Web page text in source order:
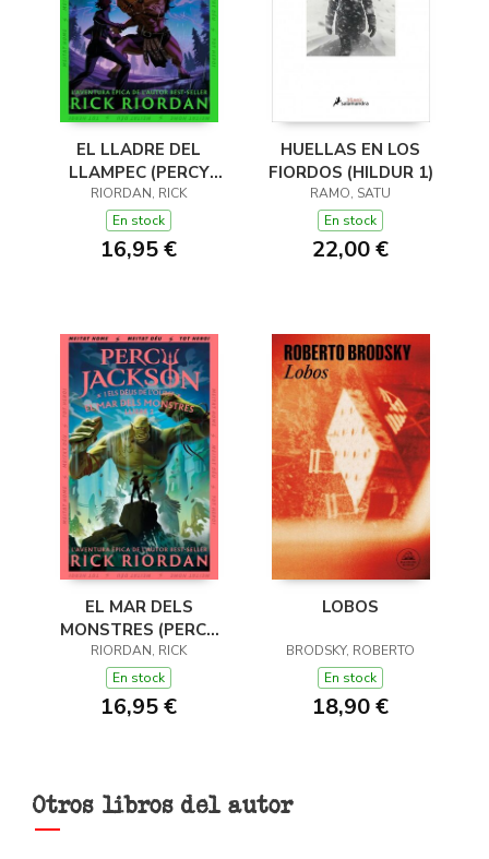
EL LLADRE DEL
LLAMPEC (PERCY
JACKSON I ELS DÉUS
DE L'OLIMP 1)
RIORDAN, RICK
En stock
16,95 €
HUELLAS EN LOS
FIORDOS (HILDUR 1)
RAMO, SATU
En stock
22,00 €
EL MAR DELS
MONSTRES (PERCY
JACKSON I ELS DÉUS
DE L'OLIMP 2)
RIORDAN, RICK
En stock
16,95 €
LOBOS
BRODSKY, ROBERTO
En stock
18,90 €
Otros libros del autor